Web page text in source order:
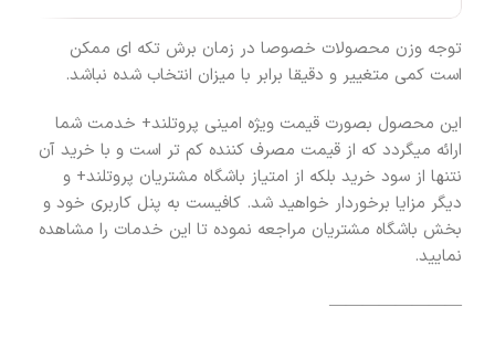
توجه وزن محصولات خصوصا در زمان برش تکه ای ممکن
است کمی متغییر و دقیقا برابر با میزان انتخاب شده نباشد.
این محصول بصورت قیمت ویژه امینی پروتلند+ خدمت شما
ارائه میگردد که از قیمت مصرف کننده کم تر است و با خرید آن
نتنها از سود خرید بلکه از امتیاز باشگاه مشتریان پروتلند+ و
دیگر مزایا برخوردار خواهید شد. کافیست به پنل کاربری خود و
بخش باشگاه مشتریان مراجعه نموده تا این خدمات را مشاهده
نمایید.
————————